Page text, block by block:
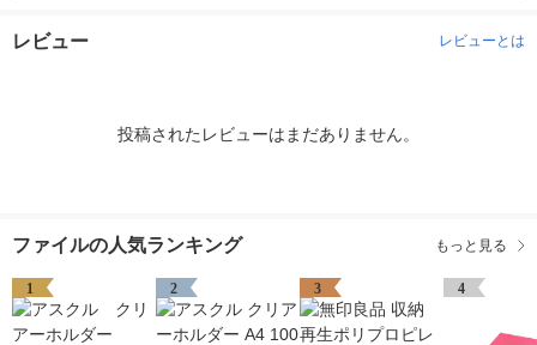
レビュー レビューとは
投稿されたレビューはまだありません。
ファイルの人気ランキング もっと見る
1 2 3 4